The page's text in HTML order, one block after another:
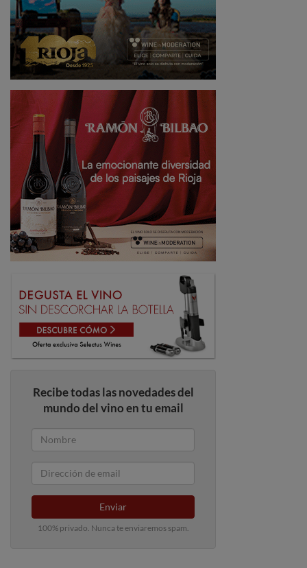
Recibe todas las novedades del
mundo del vino en tu email
Enviar
100% privado. Nunca te enviaremos spam.